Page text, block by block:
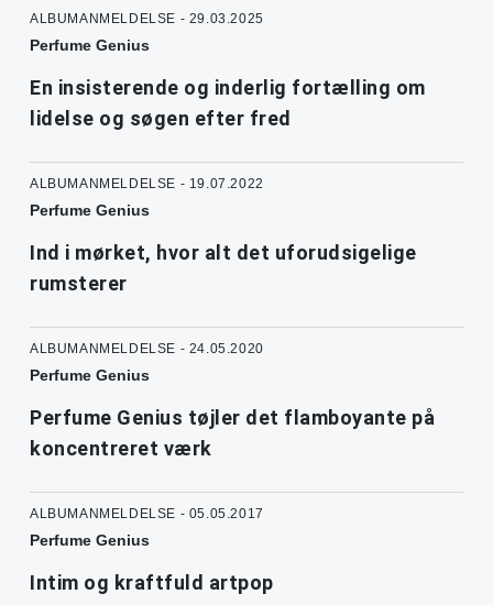
ALBUMANMELDELSE - 29.03.2025
Perfume Genius
En insisterende og inderlig fortælling om
lidelse og søgen efter fred
ALBUMANMELDELSE - 19.07.2022
Perfume Genius
Ind i mørket, hvor alt det uforudsigelige
rumsterer
ALBUMANMELDELSE - 24.05.2020
Perfume Genius
Perfume Genius tøjler det flamboyante på
koncentreret værk
ALBUMANMELDELSE - 05.05.2017
Perfume Genius
Intim og kraftfuld artpop